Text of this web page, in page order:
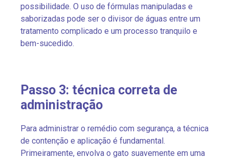
possibilidade. O uso de fórmulas manipuladas e
saborizadas pode ser o divisor de águas entre um
tratamento complicado e um processo tranquilo e
bem-sucedido.
Passo 3: técnica correta de
administração
Para administrar o remédio com segurança, a técnica
de contenção e aplicação é fundamental.
Primeiramente, envolva o gato suavemente em uma